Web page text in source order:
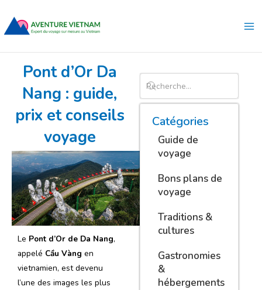
contenu
Pont d’Or Da
Nang : guide,
prix et conseils
voyage
Le Pont d’Or de Da Nang,
appelé Cầu Vàng en
vietnamien, est devenu
l’une des images les plus
Catégories
Guide de
voyage
Bons plans de
voyage
Traditions &
cultures
Gastronomies
&
hébergements